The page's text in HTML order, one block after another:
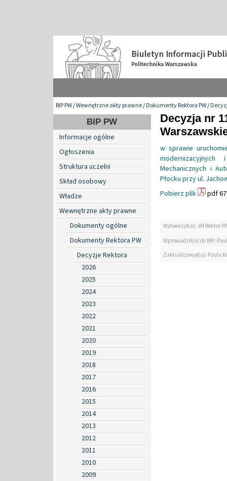
BIP PW/Wewnętrzne akty prawne/Dokumenty Rektora PW/
BIP PW
Informacje ogólne
Ogłoszenia
Struktura uczelni
Skład osobowy
Władze
Wewnętrzne akty prawne
Dokumenty ogólne
Dokumenty Rektora PW
Decyzje Rektora
2026
2025
2024
2023
2022
2021
2020
2019
2018
2017
2016
2015
2014
2013
2012
2011
2010
2009
Decyzja nr
w sprawie
Mechanicznych i
Płocku przy ul.
Pobierz plik
pdf
Wytworzył(a): JM Rektor
Wprowadził(a) do BIP:
Zaktualizował(a): Paula